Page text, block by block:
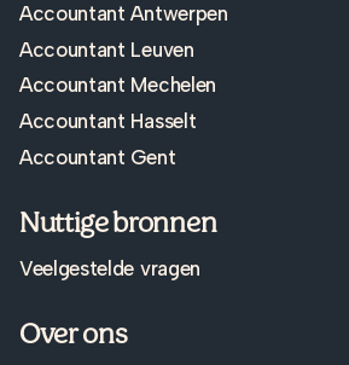
Accountant Antwerpen
Accountant Leuven
Accountant Mechelen
Accountant Hasselt
Accountant Gent
Nuttige bronnen
Veelgestelde vragen
Over ons